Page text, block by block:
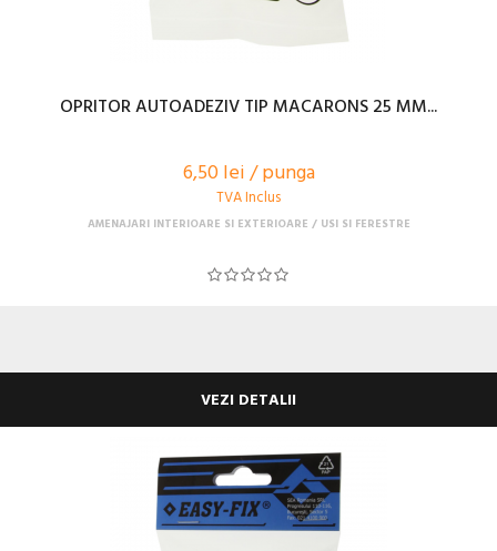
OPRITOR AUTOADEZIV TIP MACARONS 25 MM...
6,50 lei / punga
TVA Inclus
AMENAJARI INTERIOARE SI EXTERIOARE USI SI FERESTRE
VEZI DETALII